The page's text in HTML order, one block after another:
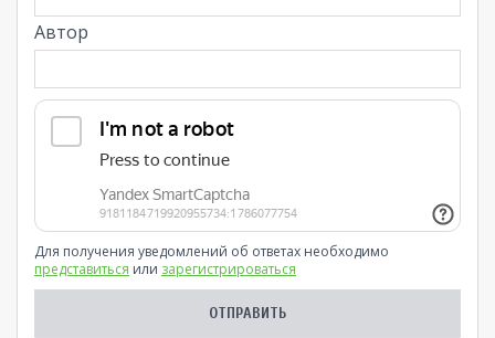
Автор
Для получения уведомлений об ответах необходимо
представиться или зарегистрироваться